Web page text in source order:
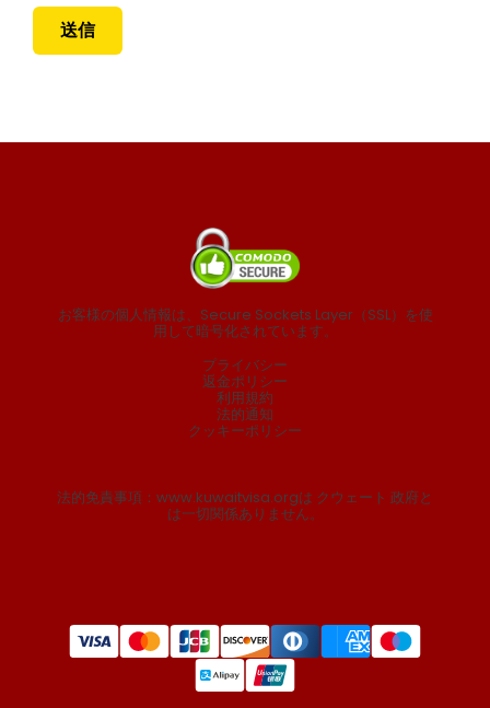
送信
お客様の個人情報は、Secure Sockets Layer（SSL）を使
用して暗号化されています。
プライバシー
返金ポリシー
利用規約
法的通知
クッキーポリシー
法的免責事項：www.kuwaitvisa.orgは クウェート 政府と
は一切関係ありません。